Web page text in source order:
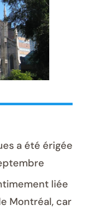
a été érigée
liée
Montréal, car